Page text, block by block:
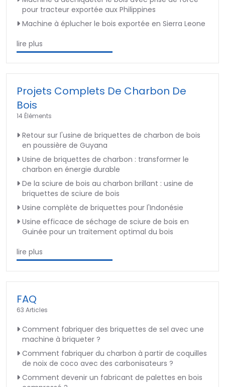
pour tracteur exportée aux Philippines
Machine à éplucher le bois exportée en Sierra Leone
lire plus
Projets Complets De Charbon De
Bois
14 Éléments
Retour sur l'usine de briquettes de charbon de bois
en poussière de Guyana
Usine de briquettes de charbon : transformer le
charbon en énergie durable
De la sciure de bois au charbon brillant : usine de
briquettes de sciure de bois
Usine complète de briquettes pour l'Indonésie
Usine efficace de séchage de sciure de bois en
Guinée pour un traitement optimal du bois
lire plus
FAQ
63 Articles
Comment fabriquer des briquettes de sel avec une
machine à briqueter ?
Comment fabriquer du charbon à partir de coquilles
de noix de coco avec des carbonisateurs ?
Comment devenir un fabricant de palettes en bois